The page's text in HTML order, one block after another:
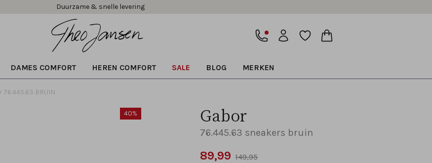
Duurzame & snelle levering
DAMES COMFORT HEREN COMFORT SALE BLOG MERKEN
76.445.63 BRUIN
40% Gabor
76.445.63 sneakers bruin
89,99 149,95